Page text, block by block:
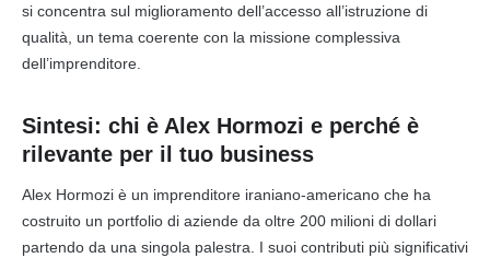
si concentra sul miglioramento dell’accesso all’istruzione di
qualità, un tema coerente con la missione complessiva
dell’imprenditore.
Sintesi: chi è Alex Hormozi e perché è
rilevante per il tuo business
Alex Hormozi è un imprenditore iraniano-americano che ha
costruito un portfolio di aziende da oltre 200 milioni di dollari
partendo da una singola palestra. I suoi contributi più significativi